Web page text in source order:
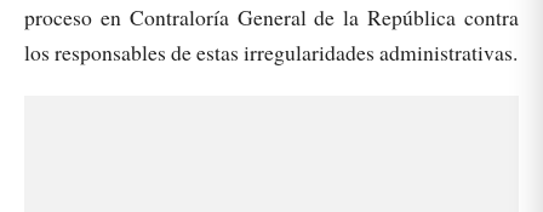
proceso en Contraloría General de la República contra
los responsables de estas irregularidades administrativas.